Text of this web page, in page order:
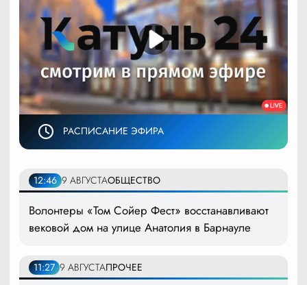
РАСПИСАНИЕ ЭФИРА
12:46 9 АВГУСТАОБЩЕСТВО
Волонтеры «Том Сойер Фест» восстанавливают
вековой дом на улице Анатолия в Барнауле
11:27 9 АВГУСТАПРОЧЕЕ